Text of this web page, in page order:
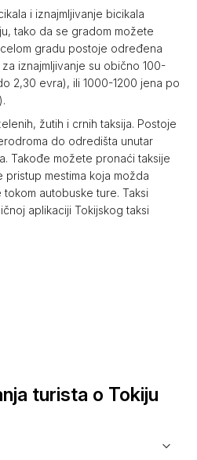
i iznajmljivanje bicikala
tako da se gradom možete
gradu postoje određena
iznajmljivanje su obično 100-
2,30 evra), ili 1000-1200 jena po
žutih i crnih taksija. Postoje
do odredišta unutar
Takođe možete pronaći taksije
mestima koja možda
autobuske ture. Taksi
aplikaciji Tokijskog taksi
turista o Tokiju